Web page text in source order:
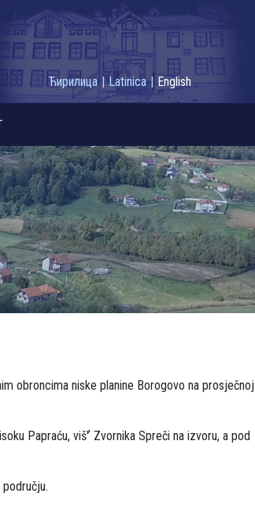
Ћирилица | Latinica | English
obroncima niske planine Borogovo na prosječnoj
Papraću, viš'ʼ Zvornika Spreči na izvoru, a pod